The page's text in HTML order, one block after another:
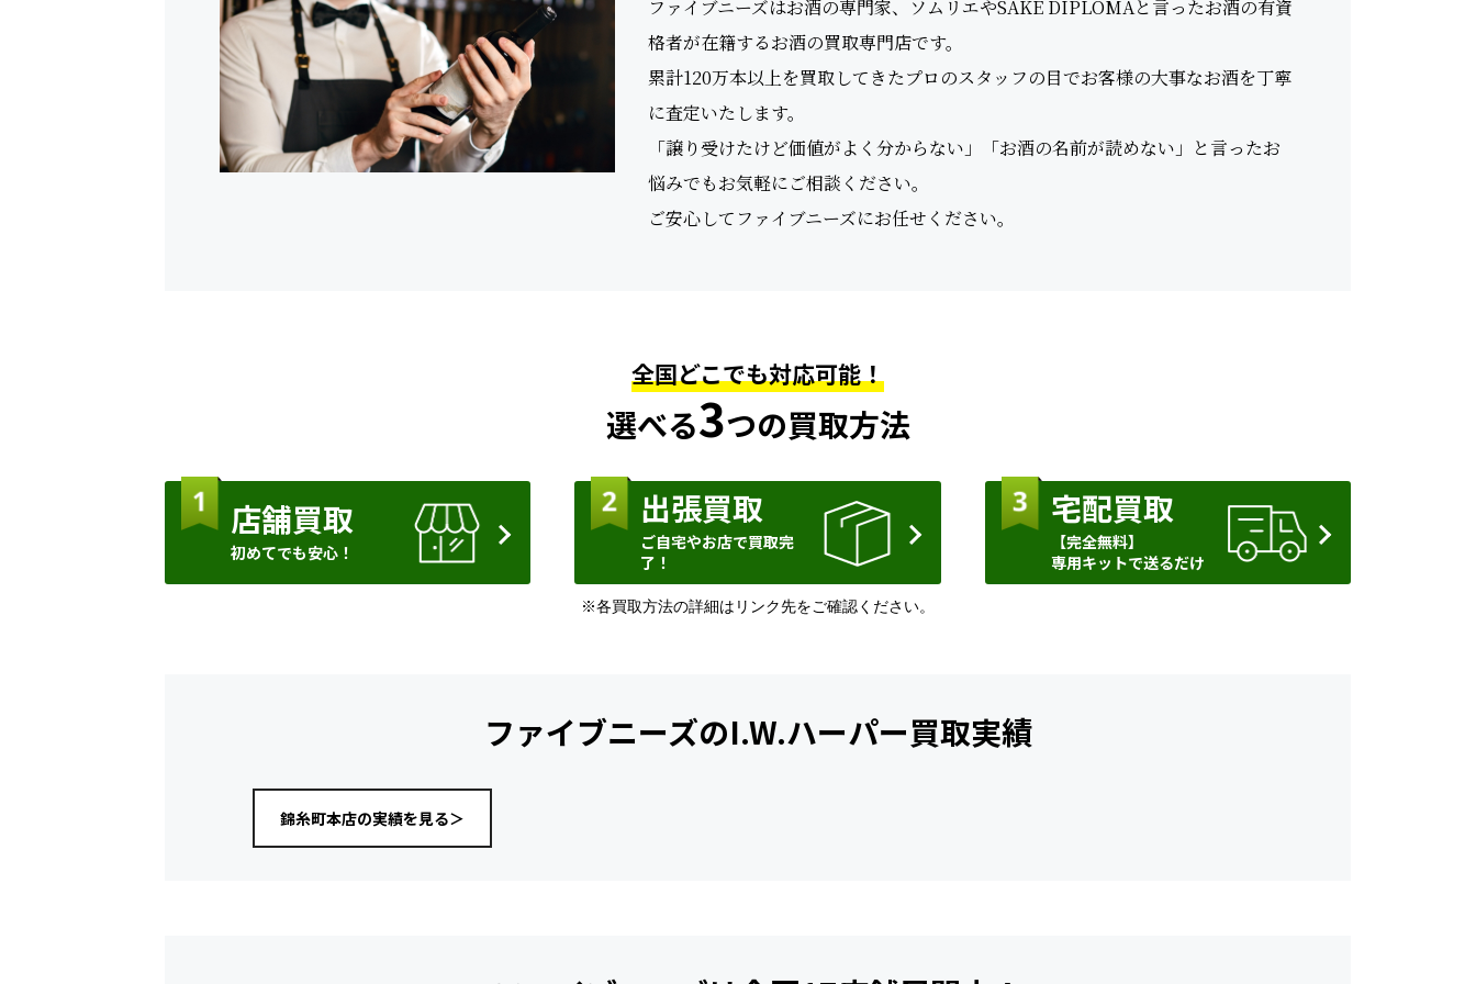
ファイブニーズはお酒の専門家、ソムリエやSAKE DIPLOMAと言ったお酒の有資
格者が在籍するお酒の買取専門店です。
累計120万本以上を買取してきたプロのスタッフの目でお客様の大事なお酒を丁寧
に査定いたします。
「譲り受けたけど価値がよく分からない」「お酒の名前が読めない」と言ったお
悩みでもお気軽にご相談ください。
ご安心してファイブニーズにお任せください。
全国どこでも対応可能！
選べる3つの買取方法
店舗買取
初めてでも安心！
出張買取
ご自宅やお店で買取完
了！
宅配買取
【完全無料】
専用キットで送るだけ
※各買取方法の詳細はリンク先をご確認ください。
ファイブニーズのI.W.ハーパー買取実績
錦糸町本店の実績を見る＞